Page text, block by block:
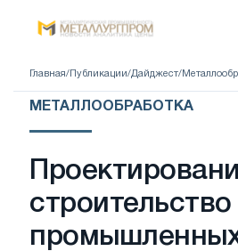
Главная/ Публикации/Дайджест/
МЕТАЛЛООБРАБОТКА
строительство